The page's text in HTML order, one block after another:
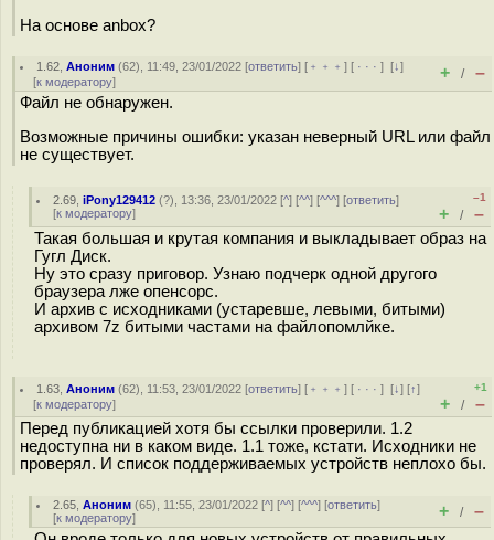
На основе anbox?
1.62 ,Аноним (62), 11:49, 23/01/2022 [ответить] [ ﹢﹢﹢] [ · · ·][↓]
[к модератору] + / –
Файл не обнаружен.
Возможные причины ошибки: указан неверный URL или файл
не существует.
2.69 ,iPony129412 (?), 13:36, 23/01/2022 [^] [^^] [^^^] [ответить]
[к модератору]
–1
+ / –
Такая большая и крутая компания и выкладывает образ на
Гугл Диск.
Ну это сразу приговор. Узнаю подчерк одной другого
браузера лже опенсорс.
И архив с исходниками (устаревше, левыми, битыми)
архивом 7z битыми частами на файлопомлйке.
1.63 ,Аноним (62), 11:53, 23/01/2022 [ответить] [ ﹢﹢﹢] [ · · ·][↓] [↑]
[к модератору]
+1
+ / –
Перед публикацией хотя бы ссылки проверили. 1.2
недоступна ни в каком виде. 1.1 тоже, кстати. Исходники не
проверял. И список поддерживаемых устройств неплохо бы.
2.65 ,Аноним (65), 11:55, 23/01/2022 [^] [^^] [^^^] [ответить]
[к модератору] + / –